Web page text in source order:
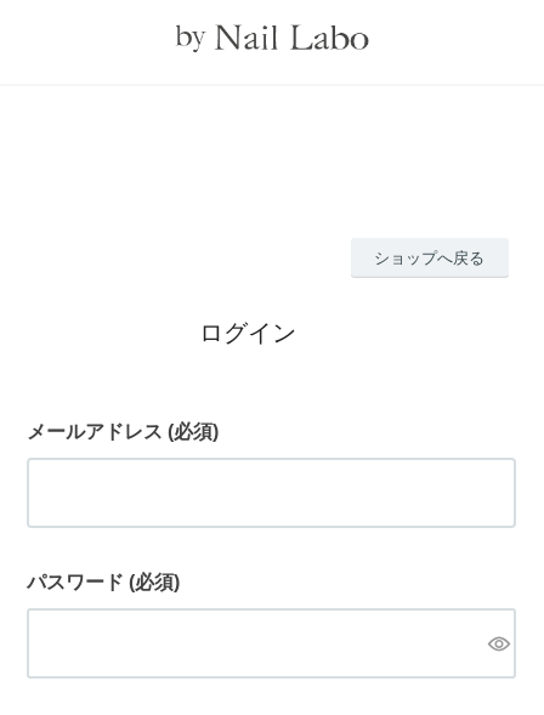
ショップへ戻る
ログイン
メールアドレス(必須)
パスワード(必須)